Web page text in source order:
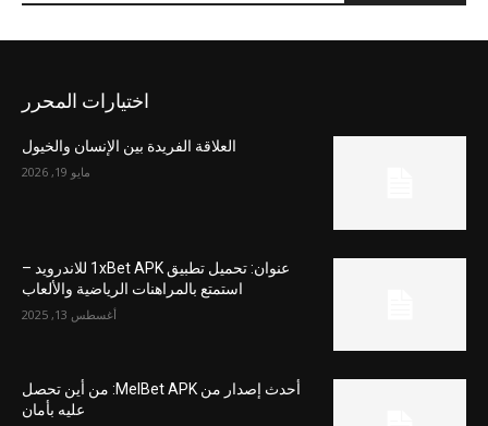
اختيارات المحرر
العلاقة الفريدة بين الإنسان والخيول
مايو 19, 2026
عنوان: تحميل تطبيق 1xBet APK للاندرويد –
استمتع بالمراهنات الرياضية والألعاب
أغسطس 13, 2025
أحدث إصدار من MelBet APK: من أين تحصل
عليه بأمان